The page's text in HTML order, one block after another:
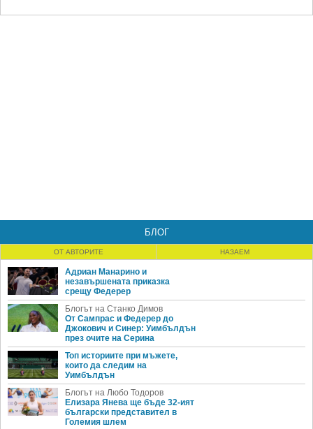
БЛОГ
ОТ АВТОРИТЕ НАЗАЕМ
Адриан Манарино и
незавършената приказка
срещу Федерер
Блогът на Станко Димов
От Сампрас и Федерер до
Джокович и Синер: Уимбълдън
през очите на Серина
Топ историите при мъжете,
които да следим на
Уимбълдън
Блогът на Любо Тодоров
Елизара Янева ще бъде 32-ият
български представител в
Големия шлем